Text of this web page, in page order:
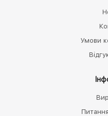
Умови
Питання